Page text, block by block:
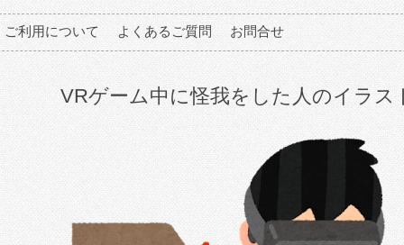
ご利用について よくあるご質問 お問合せ
VRゲーム中に怪我をした人のイラス